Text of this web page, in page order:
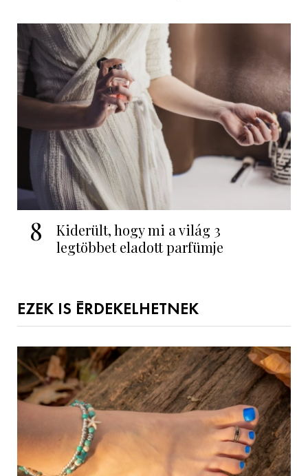
8
Kiderült, hogy mi a világ 3
legtöbbet eladott parfümje
EZEK IS ÉRDEKELHETNEK